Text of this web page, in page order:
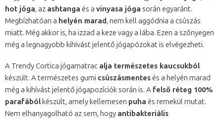
hot jóga, az ashtanga és a vinyasa jóga során egyaránt.
Megbízhatóan a helyén marad, nem kell aggódnia a csúszás
miatt. Még akkor is, ha izzad a keze vagy a lába. Ezen a szőnyegen
még a legnagyobb kihívást jelentő jógapózokat is elvégezheti.
A Trendy Cortica jógamatrac alja természetes kaucsukból
készült. A természetes gumi csúszásmentesés a helyén marad
még a kihívást jelentő jógapozíciók során is. A felső réteg 100%
parafából készült, amely kellemesen puha és remekül mutat.
Nem elhanyagolható az sem, hogy antibakteriális